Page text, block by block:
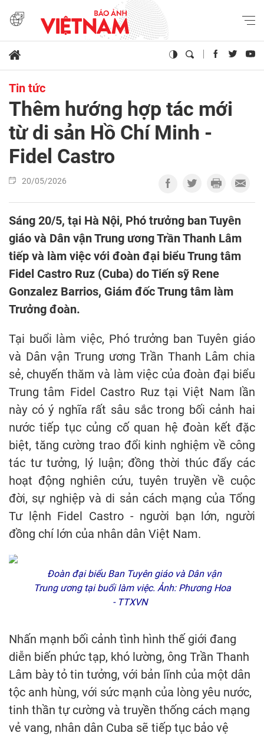
Tin tức
Thêm hướng hợp tác mới
từ di sản Hồ Chí Minh -
Fidel Castro
20/05/2026
Sáng 20/5, tại Hà Nội, Phó trưởng ban Tuyên
giáo và Dân vận Trung ương Trần Thanh Lâm
tiếp và làm việc với đoàn đại biểu Trung tâm
Fidel Castro Ruz (Cuba) do Tiến sỹ Rene
Gonzalez Barrios, Giám đốc Trung tâm làm
Trưởng đoàn.
Tại buổi làm việc, Phó trưởng ban Tuyên giáo
và Dân vận Trung ương Trần Thanh Lâm chia
sẻ, chuyến thăm và làm việc của đoàn đại biểu
Trung tâm Fidel Castro Ruz tại Việt Nam lần
này có ý nghĩa rất sâu sắc trong bối cảnh hai
nước tiếp tục củng cố quan hệ đoàn kết đặc
biệt, tăng cường trao đổi kinh nghiệm về công
tác tư tưởng, lý luận; đồng thời thúc đẩy các
hoạt động nghiên cứu, tuyên truyền về cuộc
đời, sự nghiệp và di sản cách mạng của Tổng
Tư lệnh Fidel Castro - người bạn lớn, người
đồng chí lớn của nhân dân Việt Nam.
Đoàn đại biểu Ban Tuyên giáo và Dân vận
Trung ương tại buổi làm việc. Ảnh: Phương Hoa
- TTXVN
Nhấn mạnh bối cảnh tình hình thế giới đang
diễn biến phức tạp, khó lường, ông Trần Thanh
Lâm bày tỏ tin tưởng, với bản lĩnh của một dân
tộc anh hùng, với sức mạnh của lòng yêu nước,
tinh thần tự cường và truyền thống cách mạng
vẻ vang, nhân dân Cuba sẽ tiếp tục bảo vệ